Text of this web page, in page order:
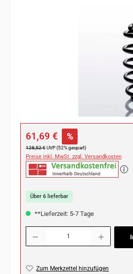
Verkaufspreis:
61,69 € %
Regulärer Preis:
128,52 €UVP (52% gespart)
Preise inkl. MwSt. zzgl. Versandkosten
Über 6 lieferbar
**Lieferzeit: 5-7 Tage
Produkt Anzahl: Gib den gewünschten
Zum Merkzettel hinzufügen